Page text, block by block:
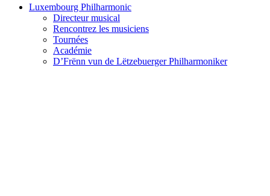
Luxembourg Philharmonic
Directeur musical
Rencontrez les musiciens
Tournées
Académie
D’Frënn vun de Lëtzebuerger Philharmoniker